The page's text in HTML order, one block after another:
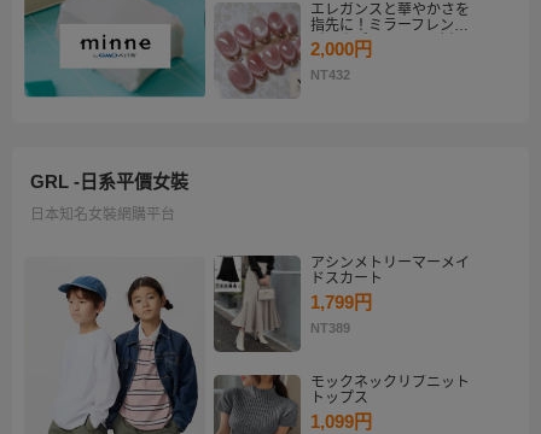
エレガンスと華やかさを
指先に！ミラーフレンチ
ピンクゴールド マグネッ
トネイルチップセット
【ネイルチップオーダ
2,000円
NT432
GRL -日系平價女裝
日本知名女裝網購平台
アシンメトリーマーメイ
ドスカート
1,799円
NT389
モックネックリブニット
トップス
1,099円